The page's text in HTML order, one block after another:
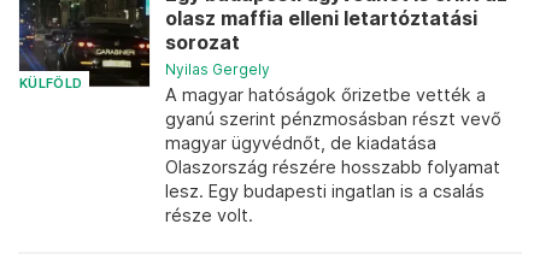
KÜLFÖLD
olasz maffia elleni letartóztatási
sorozat
Nyilas Gergely
A magyar hatóságok őrizetbe vették a
gyanú szerint pénzmosásban részt vevő
magyar ügyvédnőt, de kiadatása
Olaszország részére hosszabb folyamat
lesz. Egy budapesti ingatlan is a csalás
része volt.